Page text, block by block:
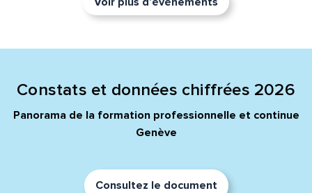
Constats et données chiffrées 2026
Panorama de la formation professionnelle et continue
Genève
Consultez le document